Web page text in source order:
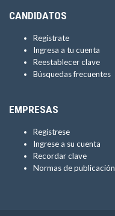
CANDIDATOS
Regístrate
Ingresa a tu cuenta
Reestablecer clave
Búsquedas frecuentes
EMPRESAS
Regístrese
Ingrese a su cuenta
Recordar clave
Normas de publicación